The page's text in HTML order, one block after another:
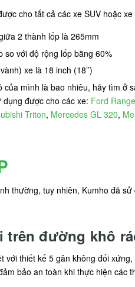
cho tất cả các xe SUV hoặc
2 thành lốp là 265mm
so với độ rộng lốp bằng 60%
xe là 18 inch (18’’)
của mình là bao nhiêu, hãy tìm
được cho các xe: Ford
Triton, Mercedes GL 320,
thường, tuy nhiên, Kumho đã
trên đường khô
với thiết kế 5 gân không đối
bảo an toàn khi thực hiện các